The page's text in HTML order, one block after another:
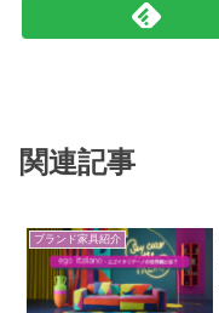
関連記事
ブランド家具紹介